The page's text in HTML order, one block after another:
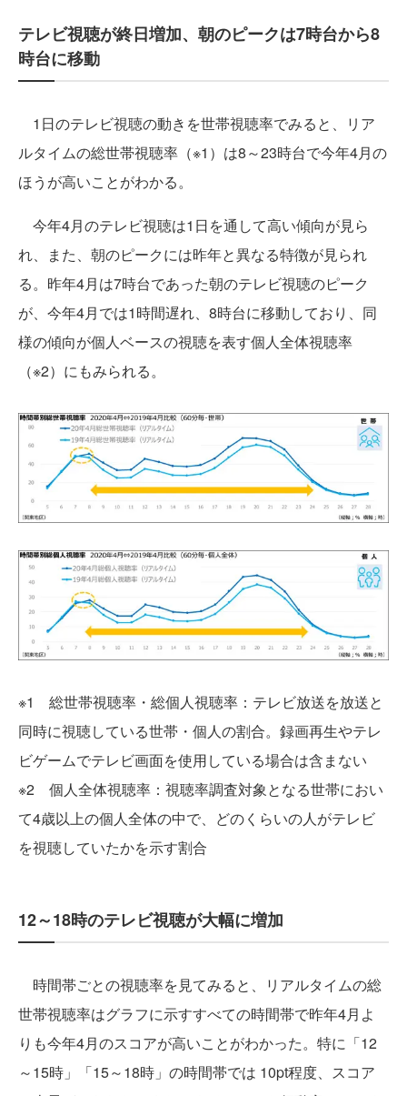
テレビ視聴が終日増加、朝のピークは7時台から8
時台に移動
1日のテレビ視聴の動きを世帯視聴率でみると、リア
ルタイムの総世帯視聴率（※1）は8～23時台で今年4月の
ほうが高いことがわかる。
今年4月のテレビ視聴は1日を通して高い傾向が見ら
れ、また、朝のピークには昨年と異なる特徴が見られ
る。昨年4月は7時台であった朝のテレビ視聴のピーク
が、今年4月では1時間遅れ、8時台に移動しており、同
様の傾向が個人ベースの視聴を表す個人全体視聴率
（※2）にもみられる。
※1 総世帯視聴率・総個人視聴率：テレビ放送を放送と
同時に視聴している世帯・個人の割合。録画再生やテレ
ビゲームでテレビ画面を使用している場合は含まない
※2 個人全体視聴率：視聴率調査対象となる世帯におい
て4歳以上の個人全体の中で、どのくらいの人がテレビ
を視聴していたかを示す割合
12～18時のテレビ視聴が大幅に増加
時間帯ごとの視聴率を見てみると、リアルタイムの総
世帯視聴率はグラフに示すすべての時間帯で昨年4月よ
りも今年4月のスコアが高いことがわかった。特に「12
～15時」「15～18時」の時間帯では 10pt程度、スコア